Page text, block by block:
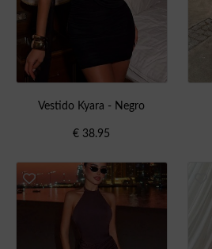
Vestido Kyara - Negro
€ 38.95